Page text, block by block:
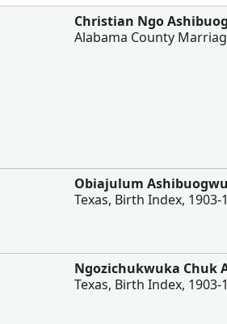
Christian Ngo
Alabama County
Obiajulum
Texas, Birth Index, 1903-
Ngozichukwuka Chuk
Texas, Birth Index, 1903-